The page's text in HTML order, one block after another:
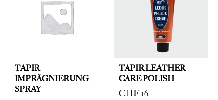
TAPIR
IMPRÄGNIERUNG
SPRAY
TAPIR LEATHER
CARE POLISH
CHF 16